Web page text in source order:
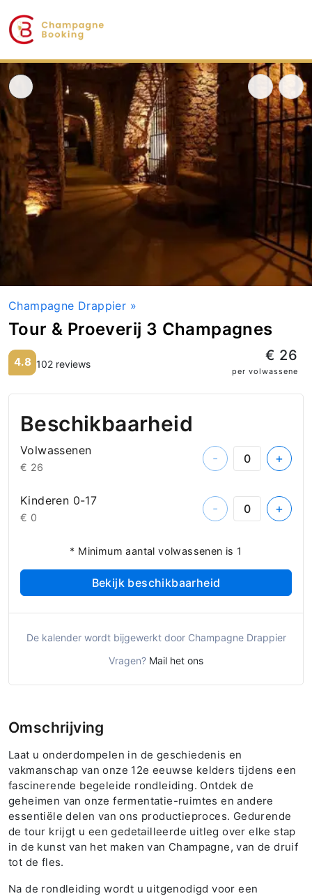
Champagne Drappier »
Tour & Proeverij 3 Champagnes
4.8 102 reviews € 26
per volwassene
Beschikbaarheid
Volwassenen
€ 26
- +
Kinderen 0-17
€ 0
- +
* Minimum aantal volwassenen is 1
Bekijk beschikbaarheid
De kalender wordt bijgewerkt door Champagne Drappier
Vragen? Mail het ons
Omschrijving
Laat u onderdompelen in de geschiedenis en
vakmanschap van onze 12e eeuwse kelders tijdens een
fascinerende begeleide rondleiding. Ontdek de
geheimen van onze fermentatie-ruimtes en andere
essentiële delen van ons productieproces. Gedurende
de tour krijgt u een gedetailleerde uitleg over elke stap
in de kunst van het maken van Champagne, van de druif
tot de fles.
Na de rondleiding wordt u uitgenodigd voor een